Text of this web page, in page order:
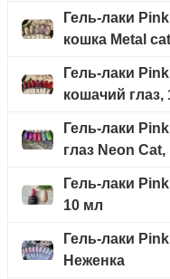
Гель-лаки
кошка Metal
Гель-лаки
кошачий глаз,
Гель-лаки
глаз Neon
Гель-лаки
10 мл
Гель-лаки
Неженка